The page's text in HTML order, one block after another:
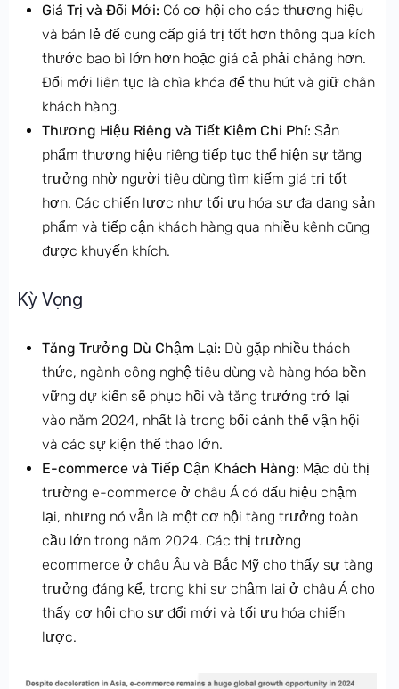
Giá Trị và Đổi Mới: Có cơ hội cho các thương hiệu
và bán lẻ để cung cấp giá trị tốt hơn thông qua kích
thước bao bì lớn hơn hoặc giá cả phải chăng hơn.
Đổi mới liên tục là chìa khóa để thu hút và giữ chân
khách hàng.
Thương Hiệu Riêng và Tiết Kiệm Chi Phí: Sản
phẩm thương hiệu riêng tiếp tục thể hiện sự tăng
trưởng nhờ người tiêu dùng tìm kiếm giá trị tốt
hơn. Các chiến lược như tối ưu hóa sự đa dạng sản
phẩm và tiếp cận khách hàng qua nhiều kênh cũng
được khuyến khích.
Kỳ Vọng
Tăng Trưởng Dù Chậm Lại: Dù gặp nhiều thách
thức, ngành công nghệ tiêu dùng và hàng hóa bền
vững dự kiến sẽ phục hồi và tăng trưởng trở lại
vào năm 2024, nhất là trong bối cảnh thế vận hội
và các sự kiện thể thao lớn.
E-commerce và Tiếp Cận Khách Hàng: Mặc dù thị
trường e-commerce ở châu Á có dấu hiệu chậm
lại, nhưng nó vẫn là một cơ hội tăng trưởng toàn
cầu lớn trong năm 2024. Các thị trường
ecommerce ở châu Âu và Bắc Mỹ cho thấy sự tăng
trưởng đáng kể, trong khi sự chậm lại ở châu Á cho
thấy cơ hội cho sự đổi mới và tối ưu hóa chiến
lược.